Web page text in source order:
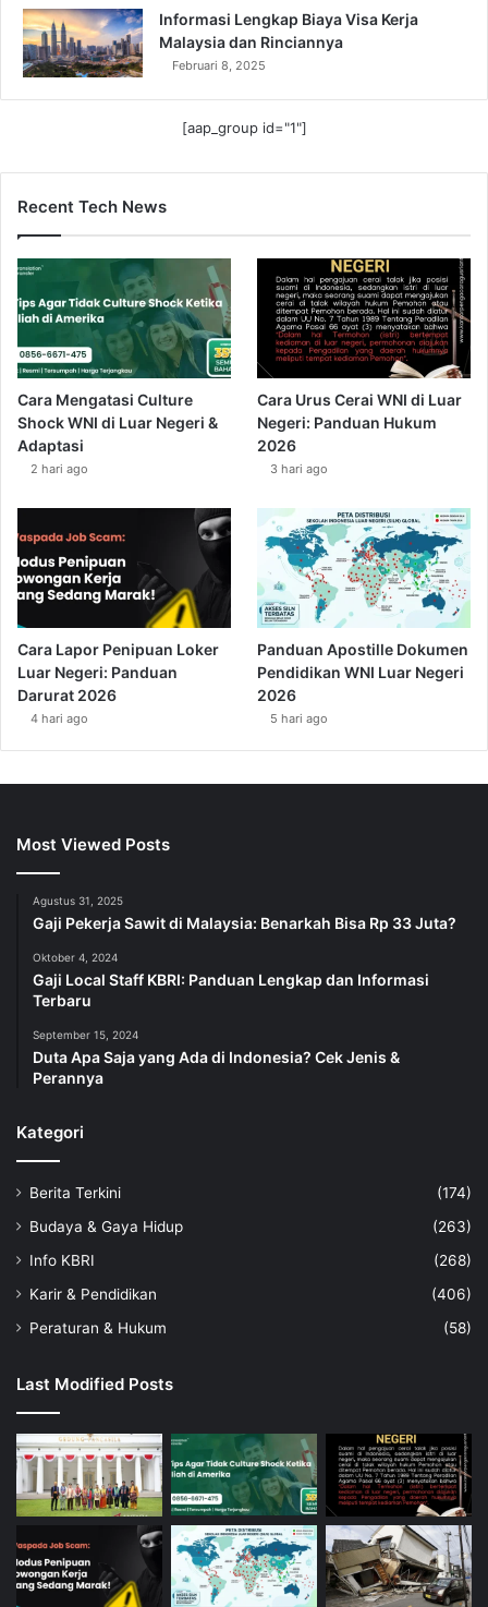
Informasi Lengkap Biaya Visa Kerja
Malaysia dan Rinciannya
Februari 8, 2025
[aap_group id="1"]
Recent Tech News
Cara Mengatasi Culture
Shock WNI di Luar Negeri &
Adaptasi
2 hari ago
Cara Urus Cerai WNI di Luar
Negeri: Panduan Hukum
2026
3 hari ago
Cara Lapor Penipuan Loker
Luar Negeri: Panduan
Darurat 2026
4 hari ago
Panduan Apostille Dokumen
Pendidikan WNI Luar Negeri
2026
5 hari ago
Most Viewed Posts
Agustus 31, 2025
Gaji Pekerja Sawit di Malaysia: Benarkah Bisa Rp 33 Juta?
Oktober 4, 2024
Gaji Local Staff KBRI: Panduan Lengkap dan Informasi
Terbaru
September 15, 2024
Duta Apa Saja yang Ada di Indonesia? Cek Jenis &
Perannya
Kategori
Berita Terkini
(174)
Budaya & Gaya Hidup
(263)
Info KBRI
(268)
Karir & Pendidikan
(406)
Peraturan & Hukum
(58)
Last Modified Posts